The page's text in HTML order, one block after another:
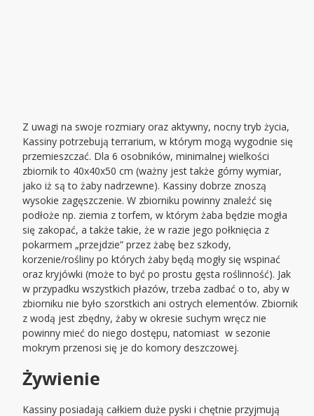
Z uwagi na swoje rozmiary oraz aktywny, nocny tryb życia,
Kassiny potrzebują terrarium, w którym mogą wygodnie się
przemieszczać. Dla 6 osobników, minimalnej wielkości
zbiornik to 40x40x50 cm (ważny jest także górny wymiar,
jako iż są to żaby nadrzewne). Kassiny dobrze znoszą
wysokie zagęszczenie. W zbiorniku powinny znaleźć się
podłoże np. ziemia z torfem, w którym żaba będzie mogła
się zakopać, a także takie, że w razie jego połknięcia z
pokarmem „przejdzie” przez żabę bez szkody,
korzenie/rośliny po których żaby będą mogły się wspinać
oraz kryjówki (może to być po prostu gęsta roślinność). Jak
w przypadku wszystkich płazów, trzeba zadbać o to, aby w
zbiorniku nie było szorstkich ani ostrych elementów. Zbiornik
z wodą jest zbędny, żaby w okresie suchym wręcz nie
powinny mieć do niego dostępu, natomiast w sezonie
mokrym przenosi się je do komory deszczowej.
Żywienie
Kassiny posiadają całkiem duże pyski i chętnie przyjmują